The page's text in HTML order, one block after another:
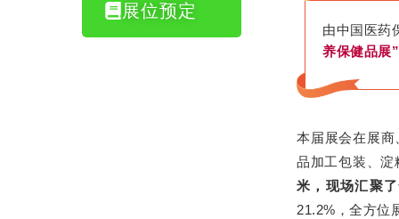
展位预定
由中国医药
养保健品展
本届展会在展
品加工包装、
米，现场汇聚
21.2%，全方位